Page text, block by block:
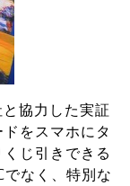
協力した実証
をスマホにタ
じ引きできる
なく、特別な